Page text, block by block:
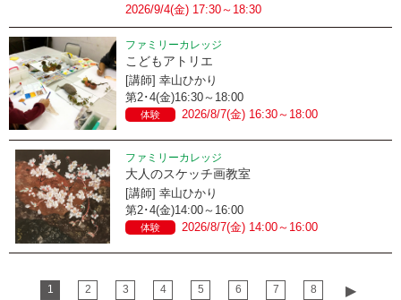
2026/9/4(金) 17:30～18:30
ファミリーカレッジ
こどもアトリエ
[講師] 幸山ひかり
第2･4(金)16:30～18:00
体験 2026/8/7(金) 16:30～18:00
ファミリーカレッジ
大人のスケッチ画教室
[講師] 幸山ひかり
第2･4(金)14:00～16:00
体験 2026/8/7(金) 14:00～16:00
1 2 3 4 5 6 7 8 ▶︎